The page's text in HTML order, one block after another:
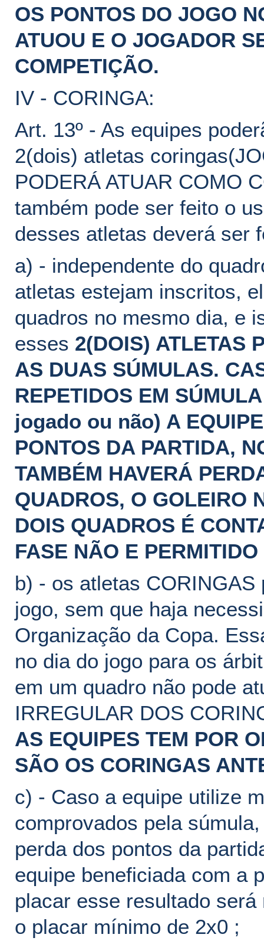
OS PONTOS DO JOGO
ATUOU E O JOGADOR
COMPETIÇÃO.
IV - CORINGA:
Art. 13º - As equipes
2(dois) atletas
PODERÁ ATUAR COMO
também pode ser feito o
desses atletas deverá ser
a) - independente do
atletas estejam inscritos,
quadros no mesmo dia, e
esses 2(DOIS) ATLETAS
AS DUAS SÚMULAS.
REPETIDOS EM
jogado ou não) A
PONTOS DA PARTIDA,
TAMBÉM HAVERÁ
QUADROS, O GOLEIRO
DOIS QUADROS É
FASE NÃO E
b) - os atletas
jogo, sem que haja
Organização da Copa.
no dia do jogo para os
em um quadro não pode
IRREGULAR DOS
AS EQUIPES TEM POR
SÃO OS CORINGAS
c) - Caso a equipe utilize
comprovados pela
perda dos pontos da
equipe beneficiada com a
placar esse resultado
o placar mínimo de 2x0 ;